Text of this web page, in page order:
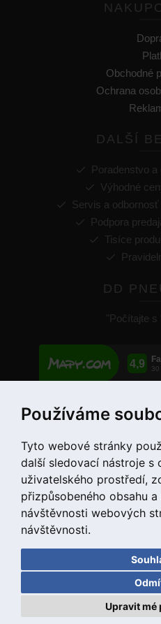
Používáme
Tyto webové stránky
další sledovací nástroje s
uživatelského prostředí,
přizpůsobeného obsahu
návštěvnosti webových
návštěvnosti.
Upravit mé
Obchodné
Ochrana
DALŠÍ
Poradenstvo a
Výhodné
Servis a
Podpora
Tisíce
DD
"Počítajte s
Copyright © 2020 DD PNEU